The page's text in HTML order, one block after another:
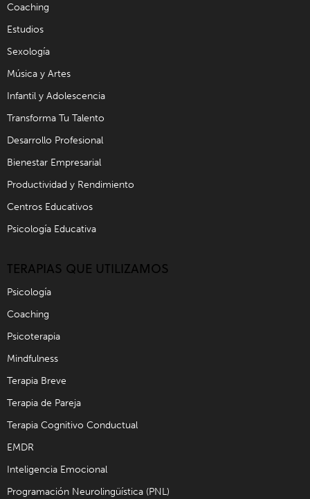
Coaching
Estudios
Sexología
Música y Artes
Infantil y Adolescencia
Transforma Tu Talento
Desarrollo Profesional
Bienestar Empresarial
Productividad y Rendimiento
Centros Educativos
Psicología Educativa
TERAPIAS QUE UTILIZAMOS
Psicología
Coaching
Psicoterapia
Mindfulness
Terapia Breve
Terapia de Pareja
Terapia Cognitivo Conductual
EMDR
Inteligencia Emocional
Programación Neurolingüística (PNL)